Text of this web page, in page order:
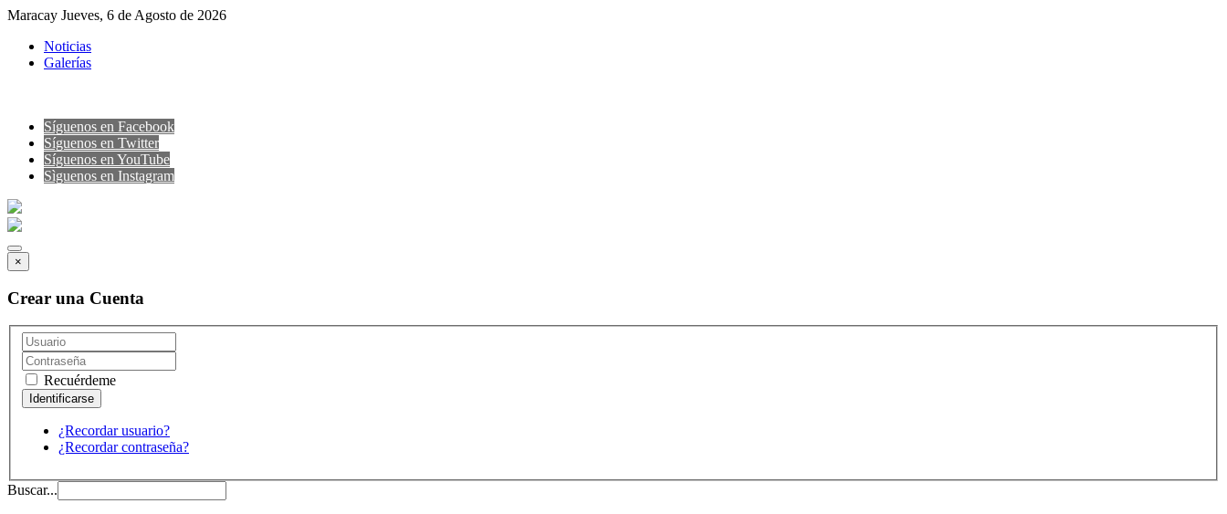
Maracay Jueves, 6 de Agosto de 2026
Noticias
Galerías
Síguenos en Facebook
Síguenos en Twitter
Síguenos en YouTube
Sìguenos en Instagram
×
Crear una Cuenta
Recuérdeme
¿Recordar usuario?
¿Recordar contraseña?
Buscar...